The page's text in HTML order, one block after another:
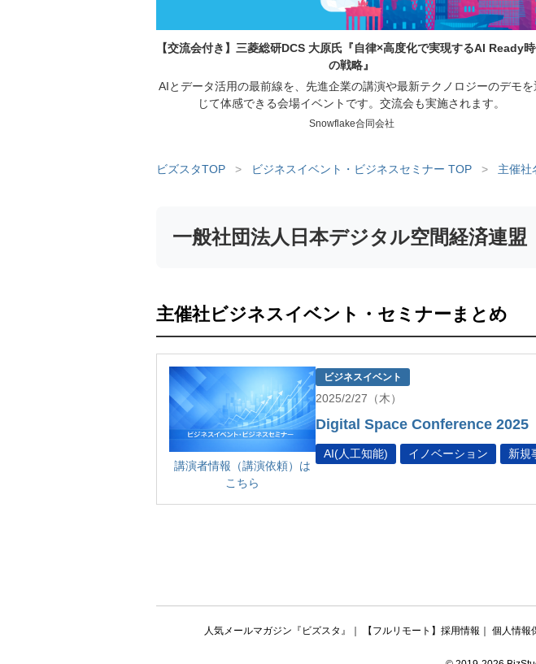
【交流会付き】三菱総研DCS 大原氏『自律×高度化で実現するAI Ready
の戦略』
AIとデータ活用の最前線を、先進企業の講演や最新テクノロジーのデモを
じて体感できる会場イベントです。交流会も実施されます。
Snowflake合同会社
ビズスタTOP > ビジネスイベント・ビジネスセミナー TOP > 主催社
一般社団法人日本デジタル空間経済連盟
主催社ビジネスイベント・セミナーまとめ
講演者情報（講演依頼）は
こちら
ビジネスイベント
2025/2/27（木）
Digital Space Conference 2025
AI(人工知能) イノベーション 新規
人気メールマガジン『ビズスタ』 【フルリモート】採用情報 個人情報